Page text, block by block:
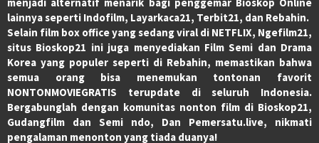
lainnya seperti Indofilm, Layarkaca21, Terbit21, dan Rebahin.
Selain film box office yang sedang viral di NETFLIX, Ngefilm21,
situs Bioskop21 ini juga menyediakan Film Semi dan Drama
Korea yang populer seperti di Rebahin, memastikan bahwa
semua orang bisa menemukan tontonan favorit
NONTONMOVIEGRATIS terupdate di seluruh Indonesia.
Bergabunglah dengan komunitas nonton film di Bioskop21,
Gudangfilm dan Semi ndo, Dan Pemersatu.live, nikmati
pengalaman menonton yang tiada duanya!